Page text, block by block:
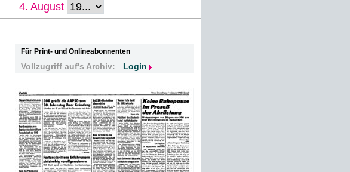
4. August
Für Print- und Onlineabonnenten
Vollzugriff auf's Archiv: Login